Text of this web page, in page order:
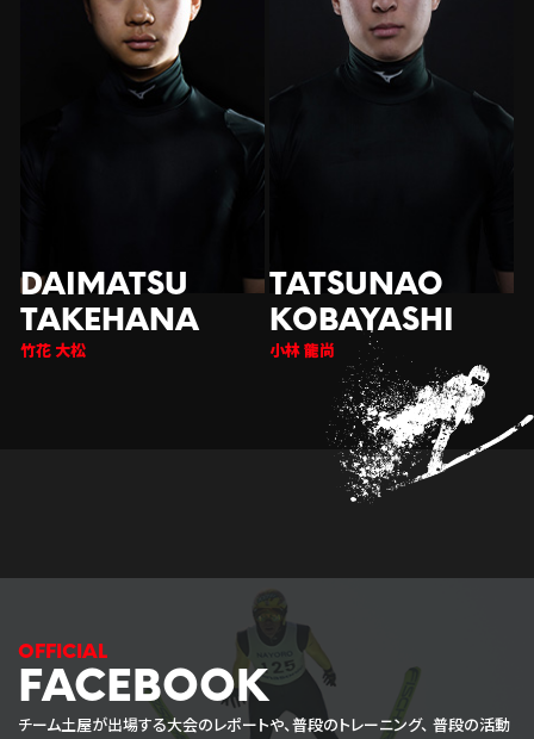
竹花 大松 小林 龍尚
FACEBOOK
チーム土屋が出場する大会のレポートや、普段のトレーニング、 普段の活動